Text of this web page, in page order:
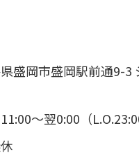
県盛岡市盛岡駅前通9-3
11:00～翌0:00（